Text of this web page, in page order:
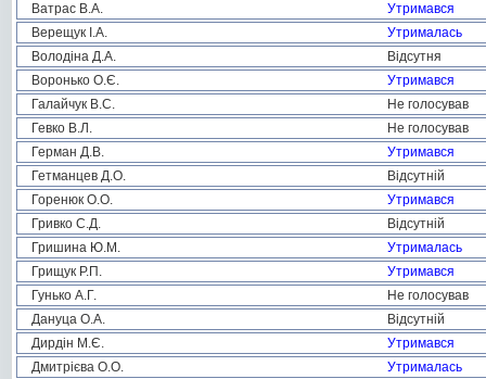
Ватрас В.А.
Утримався
Верещук І.А.
Утрималась
Володіна Д.А.
Відсутня
Воронько О.Є.
Утримався
Галайчук В.С.
Не голосував
Гевко В.Л.
Не голосував
Герман Д.В.
Утримався
Гетманцев Д.О.
Відсутній
Горенюк О.О.
Утримався
Гривко С.Д.
Відсутній
Гришина Ю.М.
Утрималась
Грищук Р.П.
Утримався
Гунько А.Г.
Не голосував
Дануца О.А.
Відсутній
Дирдін М.Є.
Утримався
Дмитрієва О.О.
Утрималась